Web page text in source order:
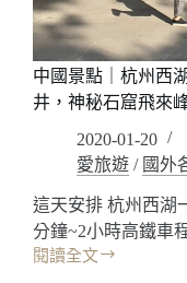
中國景點｜杭州西
井，神秘石窟飛來
2020-01-20
愛旅遊 / 國外
這天安排 杭州西湖
分鐘~2小時高鐵車
閱讀全文
中